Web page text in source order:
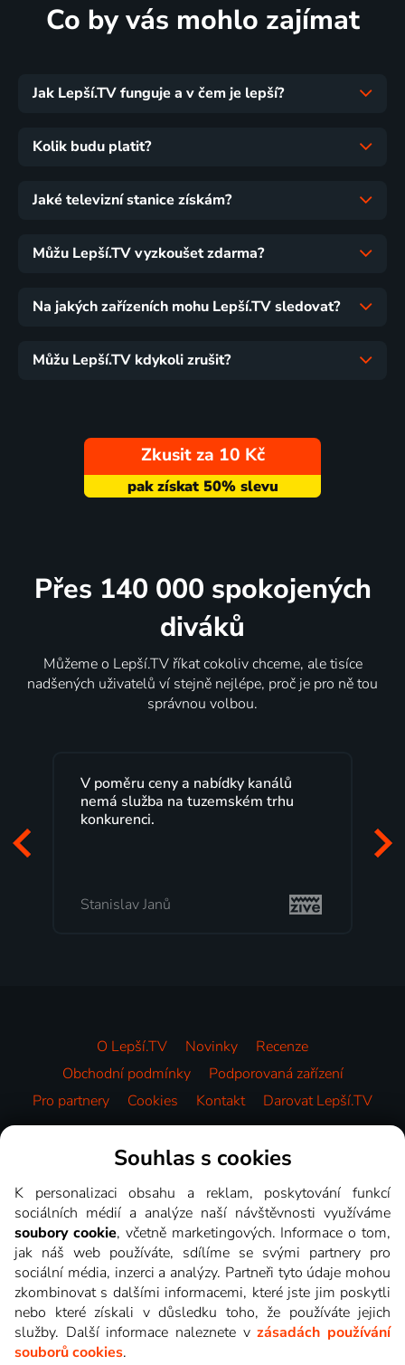
Co by vás mohlo zajímat
Jak Lepší.TV funguje a v čem je lepší?
Kolik budu platit?
Jaké televizní stanice získám?
Můžu Lepší.TV vyzkoušet zdarma?
Na jakých zařízeních mohu Lepší.TV sledovat?
Můžu Lepší.TV kdykoli zrušit?
Zkusit za 10 Kč
Přes 140 000 spokojených
diváků
Můžeme o Lepší.TV říkat cokoliv chceme, ale tisíce
nadšených uživatelů ví stejně nejlépe, proč je pro ně tou
správnou volbou.
Lepší.TV sleduji už několik let s
maximální spokojeností. Velký výběr
programů a nemuset běžet k TV na
Milada Tomešová
O Lepší.TV Novinky
Recenze
Obchodní podmínky
Podporovaná zařízení
Pro partnery
Cookies Kontakt Darovat Lepší.TV
Videotéka
Souhlas s cookies
K personalizaci obsahu a reklam, poskytování funkcí
sociálních médií a analýze naší návštěvnosti využíváme
soubory cookie, včetně marketingových. Informace o tom,
jak náš web používáte, sdílíme se svými partnery pro
sociální média, inzerci a analýzy. Partneři tyto údaje mohou
zkombinovat s dalšími informacemi, které jste jim poskytli
nebo které získali v důsledku toho, že používáte jejich
služby. Další informace naleznete vzásadách používání
souborů cookies.